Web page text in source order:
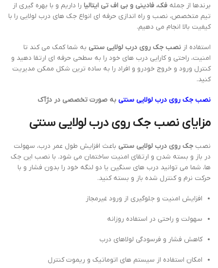
برندها از جمله فک، فادینی و بی اف تی ایتالیا را داریم و با بهره گیری از
تیم متخصص، نصب و راه اندازی حرفه ای انواع جک های درب لولایی را با
کیفیت بالا انجام می دهیم.
استفاده از نصب جک روی درب لولایی سنتی به شما کمک می کند تا
امنیت، راحتی و کارایی درب های خود را به سطحی حرفه ای ارتقا دهید و
کنترل ورود و خروج خودرو و افراد را به ساده ترین شکل ممکن مدیریت
کنید.
نصب جک روی درب لولایی سنتی به صورت تخصصی در دژآک
مزایای نصب جک روی درب لولایی سنتی
نصب جک روی درب لولایی سنتی باعث افزایش طول عمر درب، سهولت
در باز و بسته شدن و ارتقای امنیت ساختمان می شود. با نصب این جک
ها، شما می توانید درب های سنگین یا دو لنگه خود را بدون فشار و با
حرکت نرم و کنترل شده باز و بسته کنید.
افزایش امنیت و جلوگیری از ورود غیرمجاز
سهولت و راحتی در استفاده روزانه
کاهش فشار و فرسودگی لولاهای درب
امکان استفاده از سیستم های اتوماتیک و ریموت کنترل